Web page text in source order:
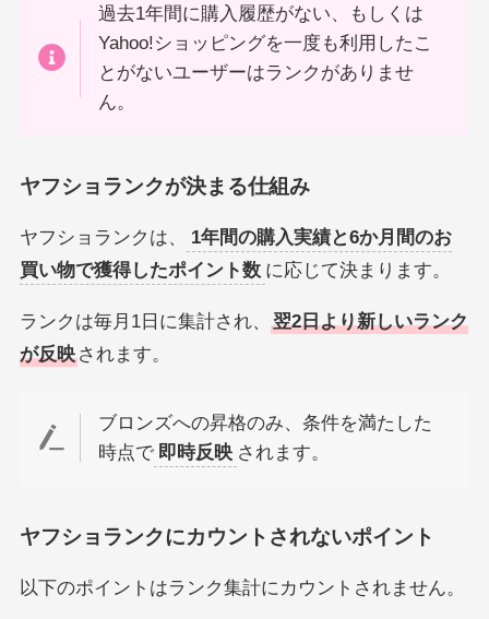
過去1年間に購入履歴がない、もしくは
Yahoo!ショッピングを一度も利用したこ
とがないユーザーはランクがありませ
ん。
ヤフショランクが決まる仕組み
ヤフショランクは、
1年間の購入実績と6か月間のお
買い物で獲得したポイント数 に応じて決まります。
ランクは毎月1日に集計され、
翌2日より新しいランク
が反映されます。
ブロンズへの昇格のみ、条件を満たした
時点で 即時反映 されます。
ヤフショランクにカウントされないポイント
以下のポイントはランク集計にカウントされません。